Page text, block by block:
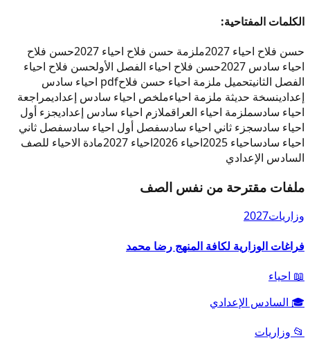
الكلمات المفتاحية:
حسن فلاح احياء 2027
ملزمة حسن فلاح احياء 2027
حسن فلاح
احياء سادس 2027
حسن فلاح احياء الفصل الأولحسن فلاح احياء
الفصل الثانيتحميل ملزمة احياء حسن فلاح
pdf احياء سادس
إعدادينسخة حديثة ملزمة احياءملخص احياء سادس إعداديمراجعة
احياء سادسملزمة احياء العراقملازم احياء سادس إعداديجزء أول
احياء سادسجزء ثاني احياء سادسفصل أول احياء سادسفصل ثاني
احياء سادساحياء 2025 احياء 2026 احياء 2027
مادة الاحياء للصف
السادس الإعدادي
ملفات مقترحة من نفس الصف
وزاريات2027
فراغات الوزارية لكافة المنهج رضا محمد
📖 احياء
🎓 السادس الإعدادي
📂 وزاريات